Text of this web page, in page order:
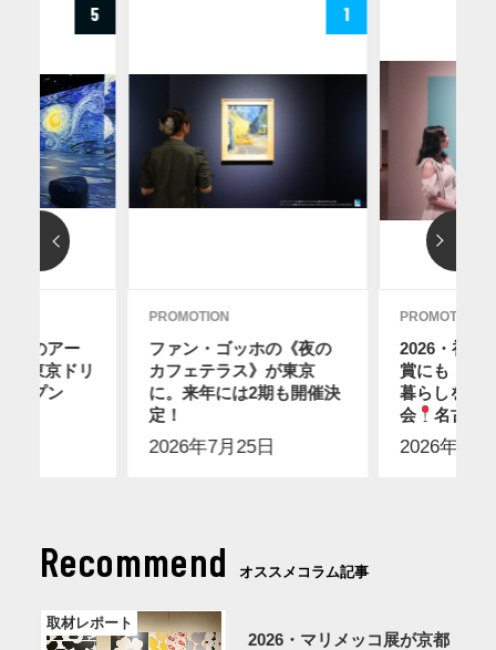
5
ィのアー
に東京ドリ
ープン
1
PROMOTION
ファン・ゴッホの《夜の
カフェテラス》が東京
に。来年には2期も開催決
定！
2026年7月25日
PROMOTION
2026・初め
賞にも！ス
暮らしを感
会
名古屋
2026年7月
Recommend オススメコラム記事
取材レポート
2026・マリメッコ展が京都